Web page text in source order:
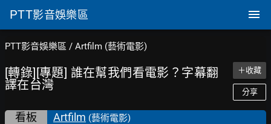
PTT影音娛樂區
PTT影音娛樂區 / Artfilm (藝術電影)
[轉錄][專題] 誰在幫我們看電影？字幕翻
譯在台灣
＋收藏
分享
看板 Artfilm (藝術電影)